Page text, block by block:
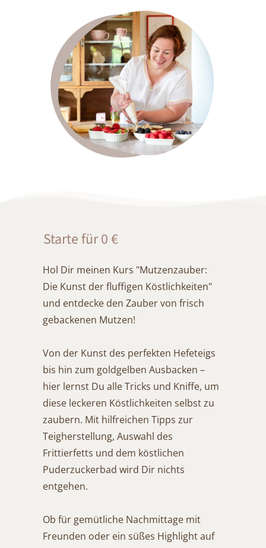
Starte für 0 €
Hol Dir meinen Kurs "Mutzenzauber:
Die Kunst der fluffigen Köstlichkeiten"
und entdecke den Zauber von frisch
gebackenen Mutzen!
Von der Kunst des perfekten Hefeteigs
bis hin zum goldgelben Ausbacken –
hier lernst Du alle Tricks und Kniffe, um
diese leckeren Köstlichkeiten selbst zu
zaubern. Mit hilfreichen Tipps zur
Teigherstellung, Auswahl des
Frittierfetts und dem köstlichen
Puderzuckerbad wird Dir nichts
entgehen.
Ob für gemütliche Nachmittage mit
Freunden oder ein süßes Highlight auf